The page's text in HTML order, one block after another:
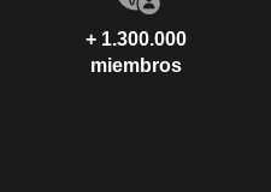
+ 1.300.000
miembros